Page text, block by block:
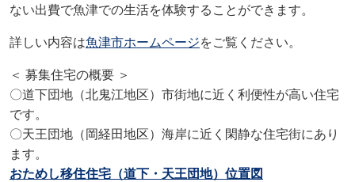
ない出費で魚津での生活を体験することができます。
詳しい内容は魚津市ホームページをご覧ください。
＜ 募集住宅の概要 ＞
〇道下団地（北鬼江地区）市街地に近く利便性が高い住宅
です。
〇天王団地（岡経田地区）海岸に近く閑静な住宅街にあり
ます。
おためし移住住宅（道下・天王団地）位置図